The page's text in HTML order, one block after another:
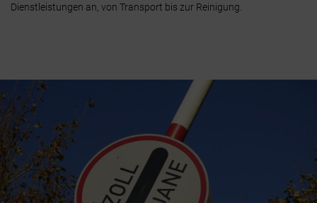
Dienstleistungen an, von Transport bis zur Reinigung.